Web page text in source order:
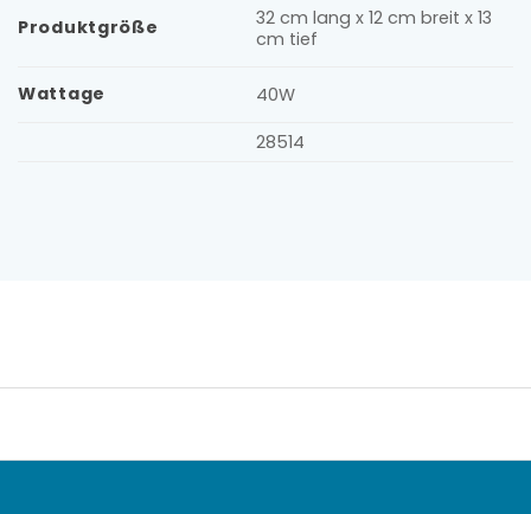
Produktgröße
32 cm lang x 12 cm breit x 13
cm tief
Wattage
40W
28514